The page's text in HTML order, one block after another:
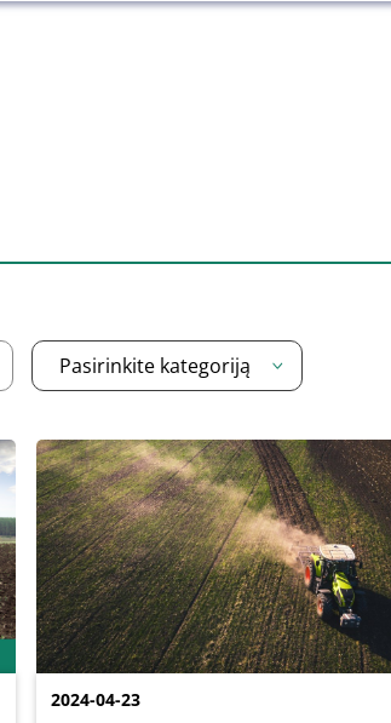
Pasirinkite kategoriją
2024-04-23